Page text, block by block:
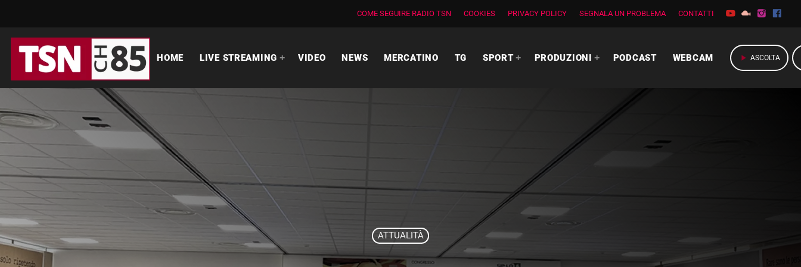
COME SEGUIRE RADIO TSN COOKIES PRIVACY POLICY SEGNALA UN PROBLEMA CONTATTI
HOME LIVE STREAMING VIDEO NEWS MERCATINO TG SPORT PRODUZIONI PODCAST WEBCAM play_arrow ASCOLTA
ATTUALITÀ